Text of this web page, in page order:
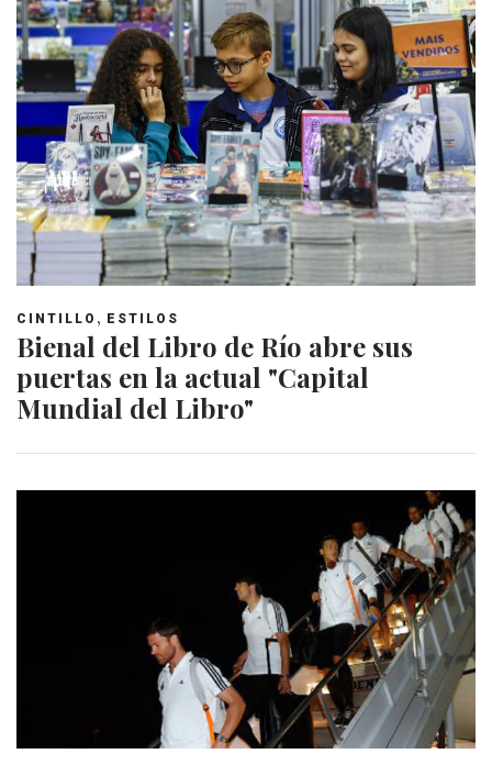
CINTILLO , ESTILOS
Bienal del Libro de Río abre sus
puertas en la actual "Capital
Mundial del Libro"